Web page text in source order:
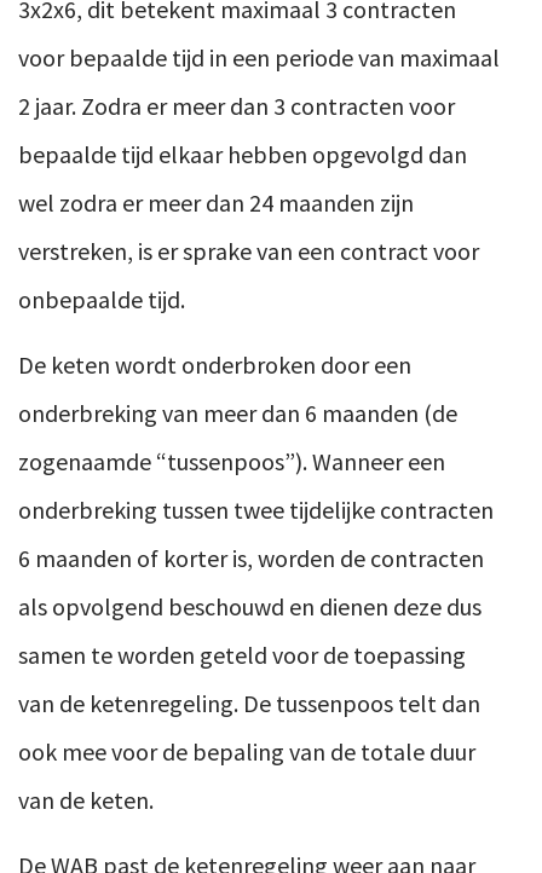
3x2x6, dit betekent maximaal 3 contracten
voor bepaalde tijd in een periode van maximaal
2 jaar. Zodra er meer dan 3 contracten voor
bepaalde tijd elkaar hebben opgevolgd dan
wel zodra er meer dan 24 maanden zijn
verstreken, is er sprake van een contract voor
onbepaalde tijd.
De keten wordt onderbroken door een
onderbreking van meer dan 6 maanden (de
zogenaamde “tussenpoos”). Wanneer een
onderbreking tussen twee tijdelijke contracten
6 maanden of korter is, worden de contracten
als opvolgend beschouwd en dienen deze dus
samen te worden geteld voor de toepassing
van de ketenregeling. De tussenpoos telt dan
ook mee voor de bepaling van de totale duur
van de keten.
De WAB past de ketenregeling weer aan naar